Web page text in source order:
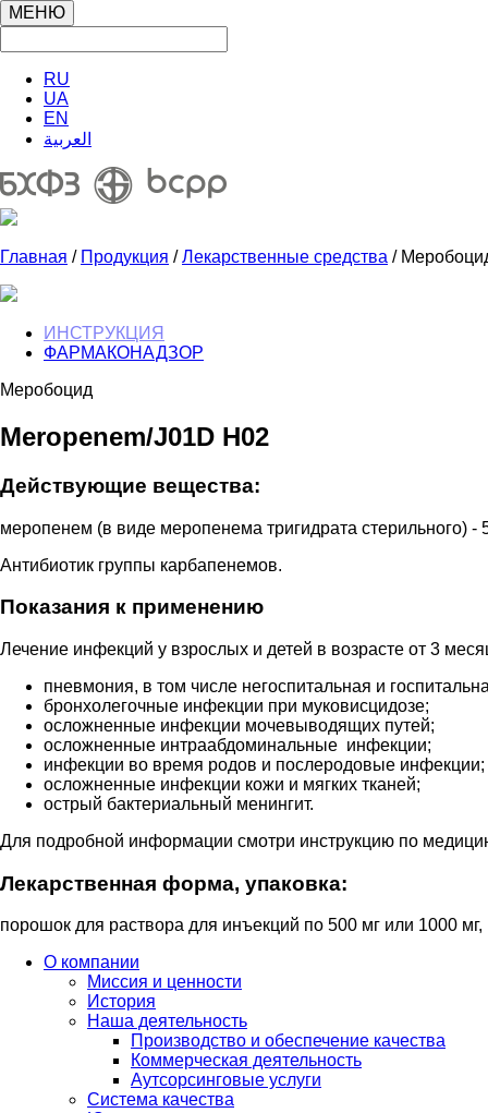
МЕНЮ
RU
UA
EN
العربية
Главная / Продукция /Лекарственные средства /
ИНСТРУКЦИЯ
ФАРМАКОНАДЗОР
Меробоцид
Meropenem/J01D H02
Действующие вещества:
меропенем (в виде меропенема тригидрата стерильного) -
Антибиотик группы карбапенемов.
Показания к применению
Лечение инфекций у взрослых и детей в возрасте от 3
пневмония, в том числе негоспитальная и
бронхолегочные инфекции при муковисцидозе;
осложненные инфекции мочевыводящих путей;
осложненные интраабдоминальные инфекции;
инфекции во время родов и послеродовые инфекции;
осложненные инфекции кожи и мягких тканей;
острый бактериальный менингит.
Для подробной информации смотри инструкцию по
Лекарственная форма, упаковка:
порошок для раствора для инъекций по 500 мг или 1000
О компании
Миссия и ценности
История
Наша деятельность
Производство и обеспечение качества
Коммерческая деятельность
Аутсорсинговые услуги
Система качества